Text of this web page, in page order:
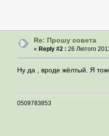
Re: Прошу совета
« Reply #2 : 26 Лютого
Ну да , вроде жёлтый. Я
0509783853